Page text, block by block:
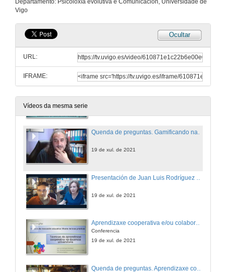
Departamento: Psicoloxía evolutiva e Comunicación, Universidade de
Vigo
Ocultar
URL:
IFRAME:
Vídeos da mesma serie
Apertura da xornada da tarde e presentación de José Antonio Sarmiento Campos
19 de xul. de 2021
Gamificando nas aulas universitarias
Quenda de preguntas. Gamificando nas aulas universitarias
19 de xul. de 2021
19 de xul. de 2021
Aprendizaxe cooperativa e/ou colaborativa?
Conferencia
19 de xul. de 2021